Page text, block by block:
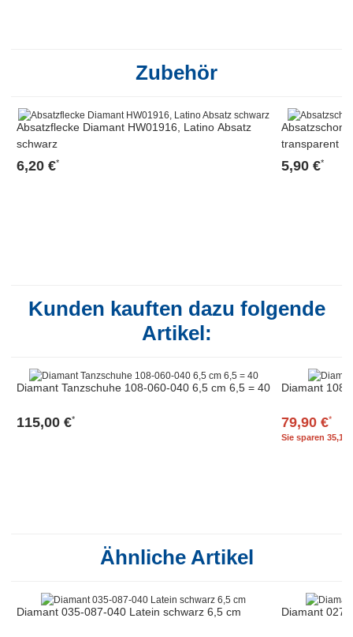
Zubehör
Absatzflecke Diamant HW01916, Latino Absatz
schwarz
6,20 €*
transparent
5,90 €*
Kunden kauften dazu folgende
Artikel:
Diamant Tanzschuhe 108-060-040 6,5 cm 6,5 = 40
115,00 €*
Diamant
79,90 €*
Sie sparen 35,10
Ähnliche Artikel
Diamant 035-087-040 Latein schwarz 6,5 cm Diamant